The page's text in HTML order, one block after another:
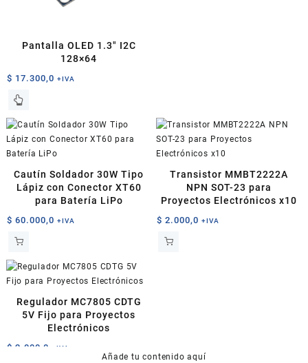
Pantalla OLED 1.3″ I2C
128×64
$ 17.300,0 +IVA
Este
tiene
múltiples
variantes.
opciones
elegir
en
página
de
producto
Cautín Soldador 30W Tipo
Lápiz con Conector XT60
para Batería LiPo
$ 60.000,0 +IVA
Transistor MMBT2222A
NPN SOT-23 para
Proyectos Electrónicos x10
$ 2.000,0 +IVA
Regulador MC7805 CDTG
5V Fijo para Proyectos
Electrónicos
$ 2.000,0 +IVA
Añade tu contenido aquí